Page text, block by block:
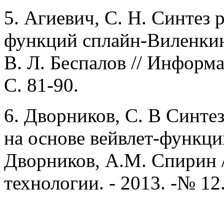
5. Агиевич, С. Н. Синтез
функций сплайн-
B. Л. Беспалов //
C. 81-90.
6. Дворников, С. В
на основе вейвлет-
Дворников, А.М. Спирин
технологии. - 2013. -№